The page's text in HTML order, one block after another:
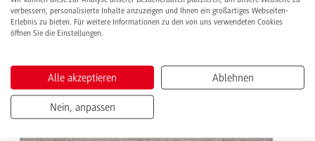
verbessern, personalisierte Inhalte anzuzeigen und Ihnen ein großartiges Webseiten-
Erlebnis zu bieten. Für weitere Informationen zu den von uns verwendeten Cookies
öffnen Sie die Einstellungen.
Alle akzeptieren Ablehnen
Nein, anpassen